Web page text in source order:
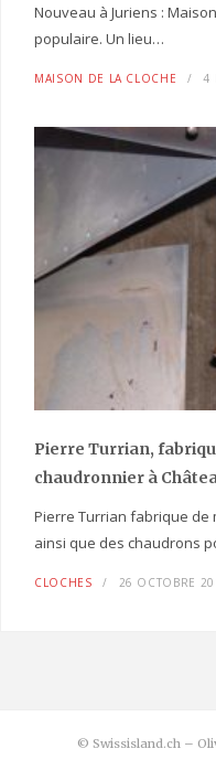
Nouveau à Juriens :
populaire. Un lieu…
MAISON DE LA CLOCHE 4
Pierre Turrian,
chaudronnier à
Pierre Turrian fabrique
ainsi que des chaudrons
CLOCHES 26 OCTOBRE
© Swissisland.ch –